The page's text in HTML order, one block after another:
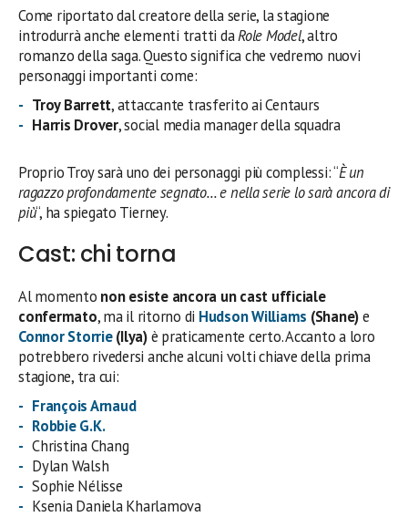
Come riportato dal creatore della serie, la stagione
introdurrà anche elementi tratti daRole Model, altro
romanzo della saga. Questo significa che vedremo nuovi
personaggi importanti come:
Troy Barrett, attaccante trasferito ai Centaurs
Harris Drover, social media manager della squadra
Proprio Troy sarà uno dei personaggi più complessi: “È un
ragazzo profondamente segnato… e nella serie lo sarà ancora di
più“, ha spiegato Tierney.
Cast: chi torna
Al momento non esiste ancora un cast ufficiale
confermato, ma il ritorno di Hudson Williams (Shane)e
Connor Storrie(Ilya)è praticamente certo. Accanto a loro
potrebbero rivedersi anche alcuni volti chiave della prima
stagione, tra cui:
François Arnaud
Robbie G.K.
Christina Chang
Dylan Walsh
Sophie Nélisse
Ksenia Daniela Kharlamova